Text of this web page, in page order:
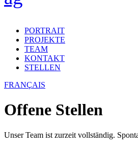
PORTRAIT
PROJEKTE
TEAM
KONTAKT
STELLEN
FRANÇAIS
Offene Stellen
Unser Team ist zurzeit vollständig.